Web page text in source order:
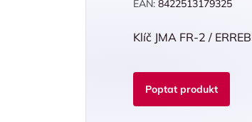
EAN: 8422513179325
Klíč JMA FR-2 /
Poptat produkt